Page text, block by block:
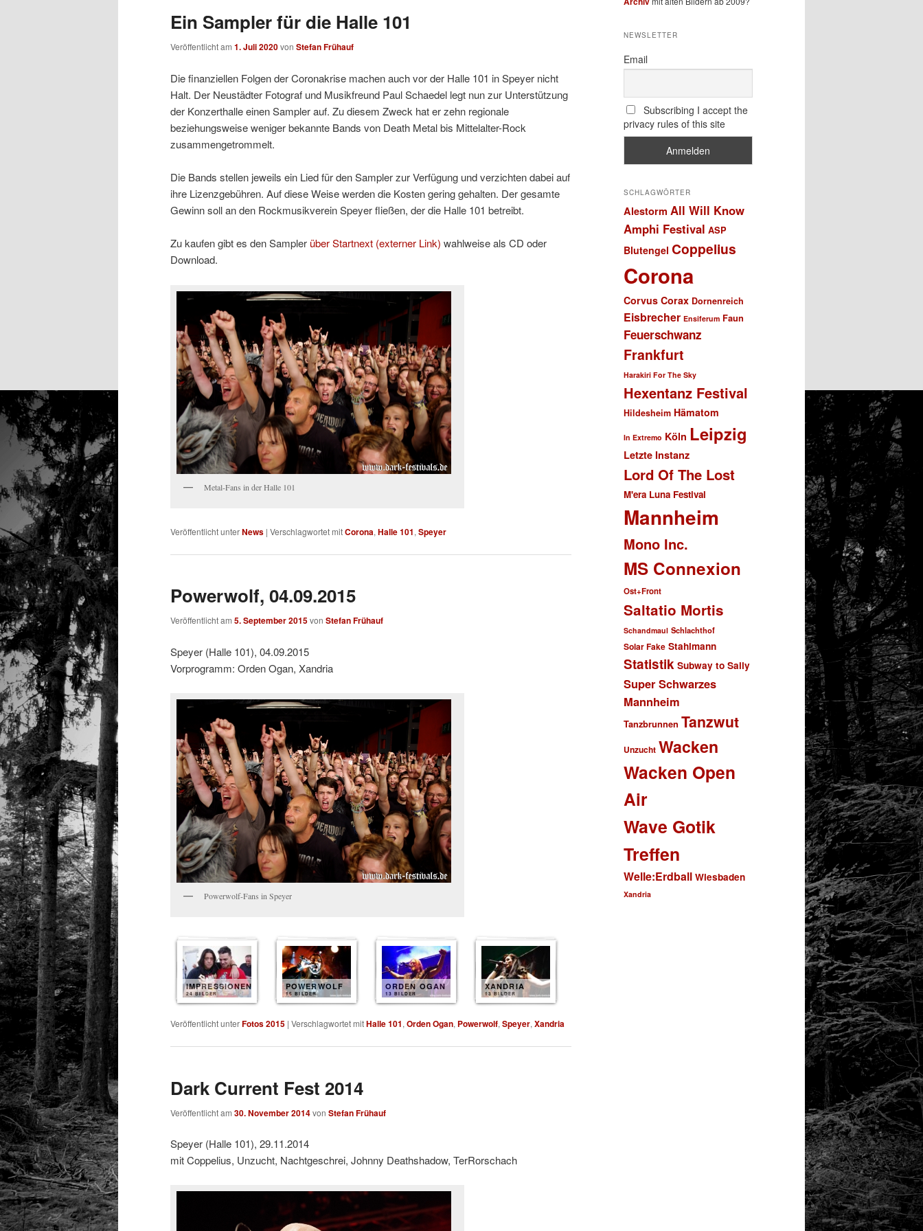
Ein Sampler für die Halle 101
Veröffentlicht am 1. Juli 2020von Stefan Frühauf
Die finanziellen Folgen der Coronakrise machen auch vor der Halle 101 in Speyer nicht
Halt. Der Neustädter Fotograf und Musikfreund Paul Schaedel legt nun zur Unterstützung
der Konzerthalle einen Sampler auf. Zu diesem Zweck hat er zehn regionale
beziehungsweise weniger bekannte Bands von Death Metal bis Mittelalter-Rock
zusammengetrommelt.
Die Bands stellen jeweils ein Lied für den Sampler zur Verfügung und verzichten dabei auf
ihre Lizenzgebühren. Auf diese Weise werden die Kosten gering gehalten. Der gesamte
Gewinn soll an den Rockmusikverein Speyer fließen, der die Halle 101 betreibt.
Zu kaufen gibt es den Sampler über Startnext (externer Link) wahlweise als CD oder
Download.
Metal-Fans in der Halle 101
Veröffentlicht unterNews | Verschlagwortet mitCorona, Halle 101, Speyer
Powerwolf, 04.09.2015
Veröffentlicht am 5. September 2015von Stefan Frühauf
Speyer (Halle 101), 04.09.2015
Vorprogramm: Orden Ogan, Xandria
Powerwolf-Fans in Speyer
IMPRESSIONEN
24 BILDER
POWERWOLF
15 BILDER
ORDEN OGAN
13 BILDER
XANDRIA
13 BILDER
Veröffentlicht unterFotos 2015 | Verschlagwortet mitHalle 101, Orden Ogan, Powerwolf, Speyer, Xandria
Dark Current Fest 2014
Veröffentlicht am 30. November 2014von Stefan Frühauf
Speyer (Halle 101), 29.11.2014
mit Coppelius, Unzucht, Nachtgeschrei, Johnny Deathshadow, TerRorschach
NEWSLETTER
Email
Subscribing I accept the
privacy rules of this site
SCHLAGWÖRTER
Alestorm All Will Know
Amphi Festival ASP
Blutengel Coppelius
Corona
Corvus Corax Dornenreich
Eisbrecher Ensiferum Faun
Feuerschwanz
Frankfurt
Harakiri For The Sky
Hexentanz Festival
Hildesheim Hämatom
In Extremo Köln Leipzig
Letzte Instanz
Lord Of The Lost
M'era Luna Festival
Mannheim
Mono Inc.
MS Connexion
Ost+Front
Saltatio Mortis
Schandmaul Schlachthof
Solar Fake Stahlmann
Statistik Subway to Sally
Super Schwarzes
Mannheim
Tanzbrunnen Tanzwut
Unzucht Wacken
Wacken Open
Air
Wave Gotik
Treffen
Welle:Erdball Wiesbaden
Xandria